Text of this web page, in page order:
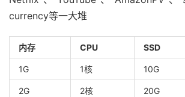
currency等一大堆
内存 CPU SSD
1G 1核 10G
2G 2核 20G